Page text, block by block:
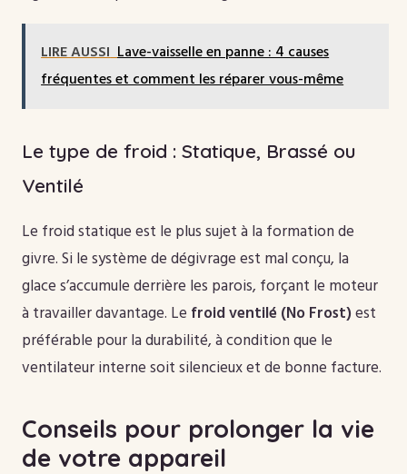
LIRE AUSSI Lave-vaisselle en panne : 4 causes
fréquentes et comment les réparer vous-même
Le type de froid : Statique, Brassé ou
Ventilé
Le froid statique est le plus sujet à la formation de
givre. Si le système de dégivrage est mal conçu, la
glace s’accumule derrière les parois, forçant le moteur
à travailler davantage. Le froid ventilé (No Frost)est
préférable pour la durabilité, à condition que le
ventilateur interne soit silencieux et de bonne facture.
Conseils pour prolonger la vie
de votre appareil